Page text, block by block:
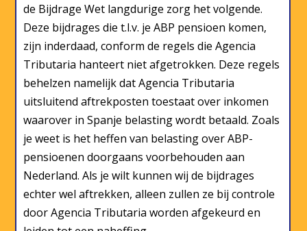
de Bijdrage Wet langdurige zorg het volgende.
Deze bijdrages die t.l.v. je ABP pensioen komen,
zijn inderdaad, conform de regels die Agencia
Tributaria hanteert niet afgetrokken. Deze regels
behelzen namelijk dat Agencia Tributaria
uitsluitend aftrekposten toestaat over inkomen
waarover in Spanje belasting wordt betaald. Zoals
je weet is het heffen van belasting over ABP-
pensioenen doorgaans voorbehouden aan
Nederland. Als je wilt kunnen wij de bijdrages
echter wel aftrekken, alleen zullen ze bij controle
door Agencia Tributaria worden afgekeurd en